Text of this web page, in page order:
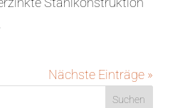
Nächste Einträge »